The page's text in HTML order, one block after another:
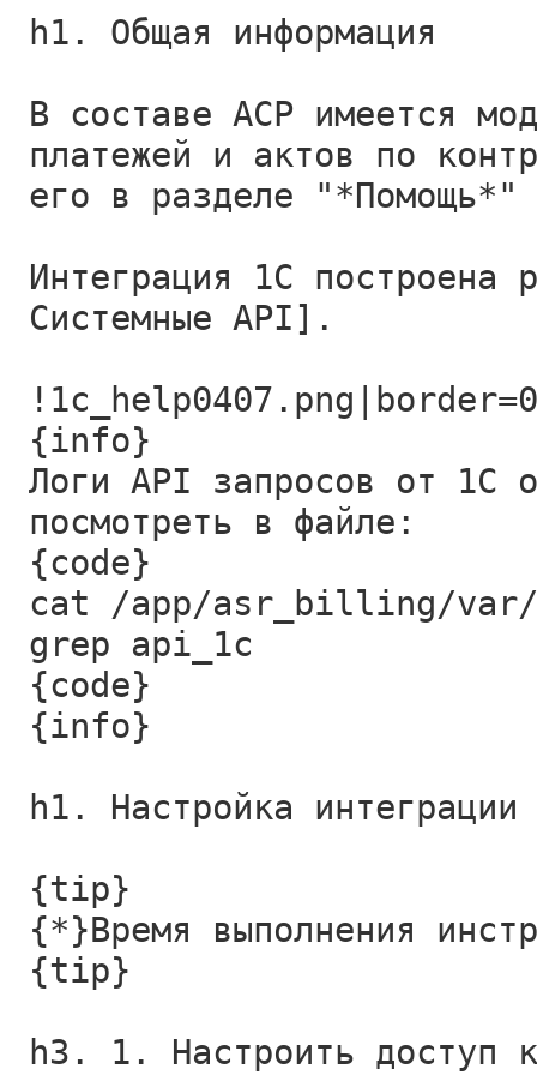
h1. Общая информация
В составе АСР имеется
платежей и актов по
его в разделе "*Помощь*"
Интеграция 1С построена
Системные API].
{info}
Логи API запросов от 1С
посмотреть в файле:
{code}
cat /app/asr_billing/var/
grep api_1c
{code}
{info}
h1. Настройка
{tip}
{*}Время выполнения
{tip}
h3. 1. Настроить доступ